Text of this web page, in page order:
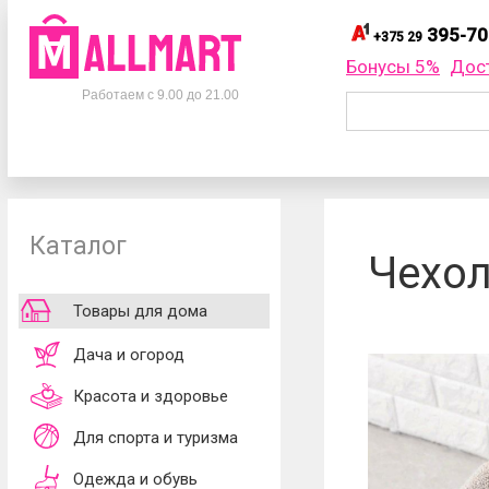
Телефоны
+375 33395-70-75
Работаем с 9.00 до 21.00
+375 29 395-
+375 29
обработки
принимаю
Бонусы 5%
Каталог
Товары для дома
Дача и огород
Красота и здоровье
Для спорта и туризма
Одежда и обувь